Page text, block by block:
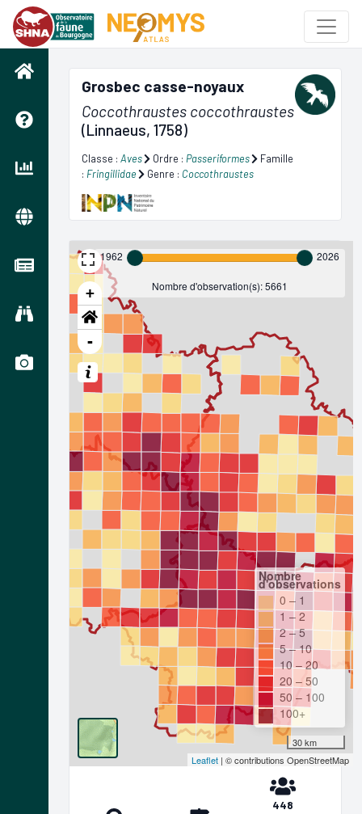
Grosbec casse-noyaux
Coccothraustes coccothraustes
(Linnaeus, 1758)
Classe : Aves Ordre : Passeriformes
Famille
: Fringillidae Genre : Coccothraustes
+
-
1962 2026
Nombre d'observation(s): 5661
Nombre
d'observations
0 – 1
1 – 2
2 – 5
5 – 10
10 – 20
20 – 50
50 – 100
100+
30 km
Leaflet | © contributions OpenStreetMap
448